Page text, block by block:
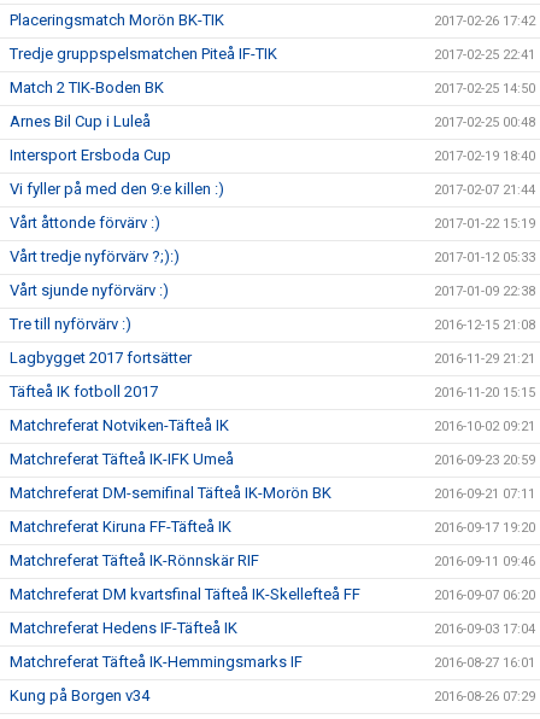
Placeringsmatch Morön BK-TIK 2017-02-26 17:42
Tredje gruppspelsmatchen Piteå IF-TIK 2017-02-25 22:41
Match 2 TIK-Boden BK 2017-02-25 14:50
Arnes Bil Cup i Luleå 2017-02-25 00:48
Intersport Ersboda Cup 2017-02-19 18:40
Vi fyller på med den 9:e killen :) 2017-02-07 21:44
Vårt åttonde förvärv :) 2017-01-22 15:19
Vårt tredje nyförvärv ?;):) 2017-01-12 05:33
Vårt sjunde nyförvärv :) 2017-01-09 22:38
Tre till nyförvärv :) 2016-12-15 21:08
Lagbygget 2017 fortsätter 2016-11-29 21:21
Täfteå IK fotboll 2017 2016-11-20 15:15
Matchreferat Notviken-Täfteå IK 2016-10-02 09:21
Matchreferat Täfteå IK-IFK Umeå 2016-09-23 20:59
Matchreferat DM-semifinal Täfteå IK-Morön BK 2016-09-21 07:11
Matchreferat Kiruna FF-Täfteå IK 2016-09-17 19:20
Matchreferat Täfteå IK-Rönnskär RIF 2016-09-11 09:46
Matchreferat DM kvartsfinal Täfteå IK-Skellefteå FF 2016-09-07 06:20
Matchreferat Hedens IF-Täfteå IK 2016-09-03 17:04
Matchreferat Täfteå IK-Hemmingsmarks IF 2016-08-27 16:01
Kung på Borgen v34 2016-08-26 07:29